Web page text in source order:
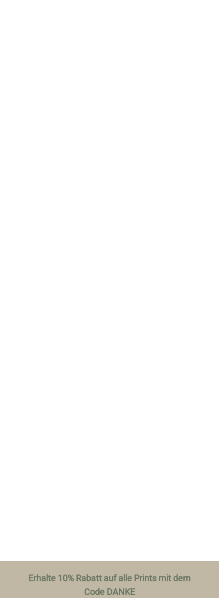
Erhalte 10% Rabatt auf alle Prints mit dem
Code DANKE